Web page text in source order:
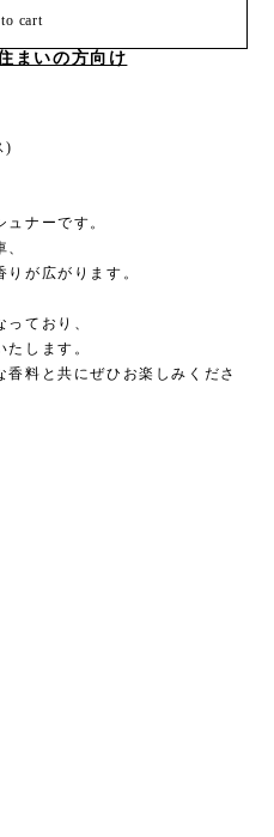
cart
まいの方向け
)
ナーです。
が広がります。
ており、
します。
料と共にぜひお楽しみくださ